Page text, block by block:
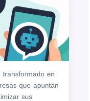
transformado en
que apuntan
sus